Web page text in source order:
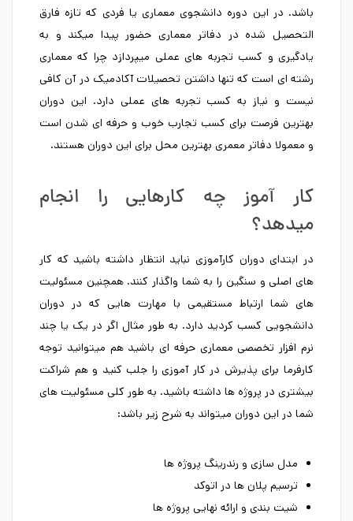
باشد. در این دوره دانشجوی معماری یا فردی که تازه فارق
التحصیل شده در دفاتر معماری حضور پیدا میکند و به
یادگیری و کسب تجربه های عملی میپردازد چرا که معماری
رشته ای است که تنها داشتن تحصیلات آکادمیک در آن کافی
نیست و نیاز به کسب تجربه های عملی دارد. این دوران
بهترین فرصت برای کسب تجارب خوب و حرفه ای شدن است
و معمولا دفاتر معمری بهترین محل برای این دوران هستند.
کار آموز چه کارهایی را انجام
میدهد؟
در ابتدای دوران کارآموزی نباید انتظار داشته باشید که کار
های اصلی و سنگین را به شما واگذار کنند. همچنین مسئولیت
های شما ارتباط مستقیمی با مهارت هایی که در دوران
دانشجویی کسب کردید دارد. به طور مثال اگر در یک یا چند
نرم افزار تخصصی معماری حرفه ای باشید هم میتوانید توجه
کارفرما برای پذیرش در کار آموزی را جلب کنید و هم شراکت
بیشتری در پروژه ها داشته باشید. به طور کلی مسئولیت های
شما در این دوران میتواند به شرح زیر باشد:
مدل سازی و رندرینگ پروژه ها
ترسیم پلان ها در اتوکد
شیت بندی و ارائه نهایی پروژه ها